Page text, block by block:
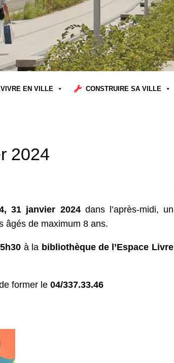
VIVRE EN VILLE CONSTRUIRE SA VILLE
2024
31 janvier 2024dans l’après-midi, un
âgés de maximum 8 ans.
à la bibliothèque de l’Espace Livre
former le 04/337.33.46